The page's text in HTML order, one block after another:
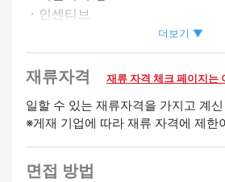
정사원 승급가능
・인센티브
・사원등용제도 있음
・승급 있음
환영
더보기 ▼
재류자격 재류 자격 체크 페이지는
일할 수 있는 재류자격을 가지고 계
※게재 기업에 따라 재류 자격에 제한
면접 방법